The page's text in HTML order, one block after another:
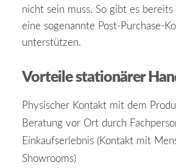
nicht sein muss. So gibt es bereits
eine sogenannte Post-Purchase-
unterstützen.
Vorteile stationärer
Physischer Kontakt mit dem
Beratung vor Ort durch
Einkaufserlebnis (Kontakt mit
Showrooms)